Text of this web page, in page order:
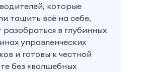
которые
тащить всё на себе,
разобраться в глубинных
управленческих
и готовы к честной
без «волшебных